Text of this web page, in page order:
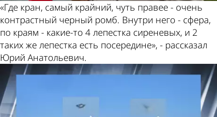
«Где кран, самый крайний, чуть правее - очень
контрастный черный ромб. Внутри него - сфера,
по краям - какие-то 4 лепестка сиреневых, и 2
таких же лепестка есть посередине», - рассказал
Юрий Анатольевич.